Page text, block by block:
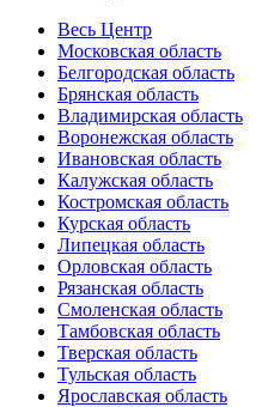
Весь Центр
Московская область
Белгородская область
Брянская область
Владимирская область
Воронежская область
Ивановская область
Калужская область
Костромская область
Курская область
Липецкая область
Орловская область
Рязанская область
Смоленская область
Тамбовская область
Тверская область
Тульская область
Ярославская область